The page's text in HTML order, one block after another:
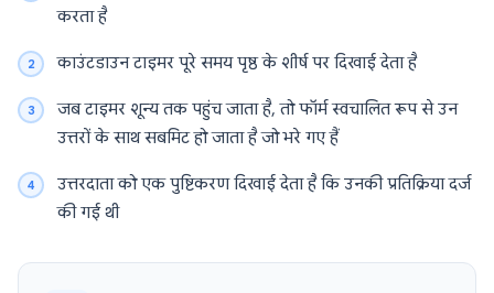
करता है
काउंटडाउन टाइमर पूरे समय पृष्ठ के शीर्ष पर दिखाई देता है
जब टाइमर शून्य तक पहुंच जाता है, तो फॉर्म स्वचालित रूप से उन
उत्तरों के साथ सबमिट हो जाता है जो भरे गए हैं
उत्तरदाता को एक पुष्टिकरण दिखाई देता है कि उनकी प्रतिक्रिया दर्ज
की गई थी